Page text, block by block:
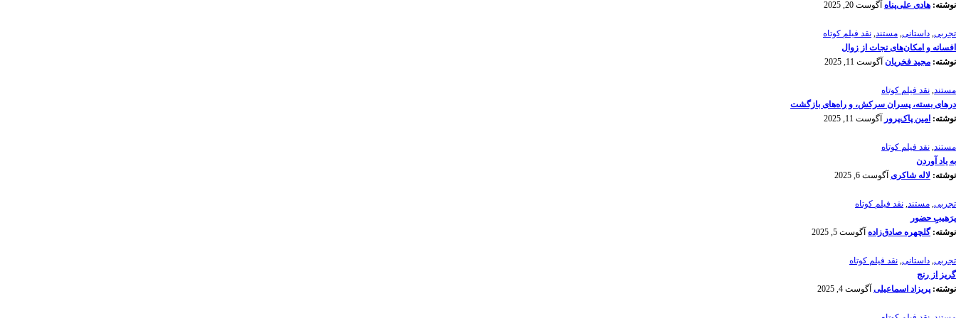
نوشته: هادی علی‌پناه آگوست 20, 2025
تجربی, داستانی, مستند, نقد فیلم کوتاه
افسانه‌ و امکان‌های نجات از زوال
نوشته: مجید فخریان آگوست 11, 2025
مستند, نقد فیلم کوتاه
درهای بسته، پسران سرکش، و راه‌های بازگشت
نوشته: امین پاک‌پرور آگوست 11, 2025
مستند, نقد فیلم کوتاه
به یاد آوردن
نوشته: لاله شاکری آگوست 6, 2025
تجربی, مستند, نقد فیلم کوتاه
پرَهیب‌ِ حضور
نوشته:گلچهره صادق‌زاده آگوست 5, 2025
تجربی, داستانی, نقد فیلم کوتاه
گریز از رنج
نوشته:پریزاد اسماعیلی آگوست 4, 2025